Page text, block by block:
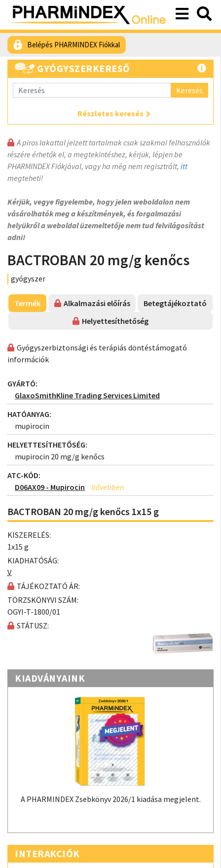
Belépés PHARMINDEX Fiókkal
GYÓGYSZERKERESŐ
Keresés
Részletes keresés
A piros lakattal jelzett tartalmak csak szakmai felhasználók
részére érhetők el, a megtekintéshez, kérjük, lépjen be
PHARMINDEX Fiókjával, vagy ha még nem regisztrált, itt
megteheti!
Kérjük, vegye figyelembe, hogy jelen weboldalon nem
vásárolhatók meg a készítmények, és forgalmazási
helyükről a weboldal üzemeltetője nem tud felvilágosítást
adni!
BACTROBAN 20 mg/g kenőcs
gyógyszer
Termék Alkalmazási előírás
Betegtájékoztató
Helyettesíthetőség
Gyógyszerbiztonsági és terápiás döntéstámogató
információk
GYÁRTÓ:
GlaxoSmithKline Trading Services Limited
HATÓANYAG:
mupirocin
HELYETTESÍTHETŐSÉG:
mupirocin 20 mg/g kenőcs
ATC-KÓD:
D06AX09 - Mupirocin
BACTROBAN 20 mg/g kenőcs 1x15 g
KISZERELÉS:
1x15 g
KIADHATÓSÁG:
V
TÁJÉKOZTATÓ ÁR:
TÖRZSKÖNYVI SZÁM:
OGYI-T-1800/01
STÁTUSZ:
KIADVÁNYAINK
A PHARMINDEX Zsebkönyv 2026/1 kiadása megjelent.
INTERAKCIÓK